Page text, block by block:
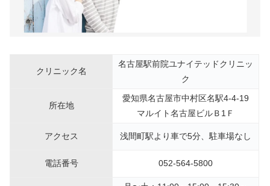
クリニック名
名古屋駅前院ユナイテッドクリニッ
ク
所在地
愛知県名古屋市中村区名駅4-4-19
マルイト名古屋ビルＢ1Ｆ
アクセス 浅間町駅より車で5分、駐車場なし
電話番号 052-564-5800